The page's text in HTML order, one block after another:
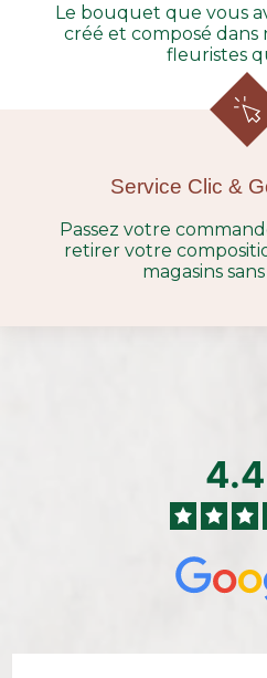
Le bouquet que vous
créé et composé dans
fleuristes
Service Clic &
Passez votre
retirer votre
magasins
4.4